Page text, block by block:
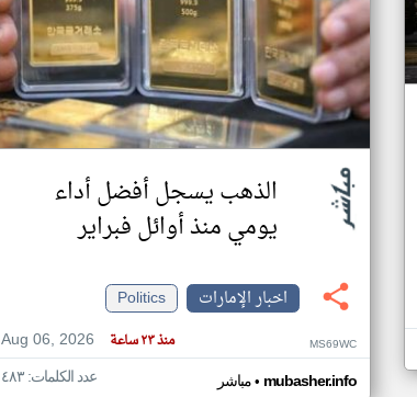
الذهب يسجل أفضل أداء
يومي منذ أوائل فبراير
اخبار الإمارات
Politics
Aug 06, 2026
منذ ٢٣ ساعة MS69WC
مباشر• mubasher.info عدد الكلمات: ٤٨٣